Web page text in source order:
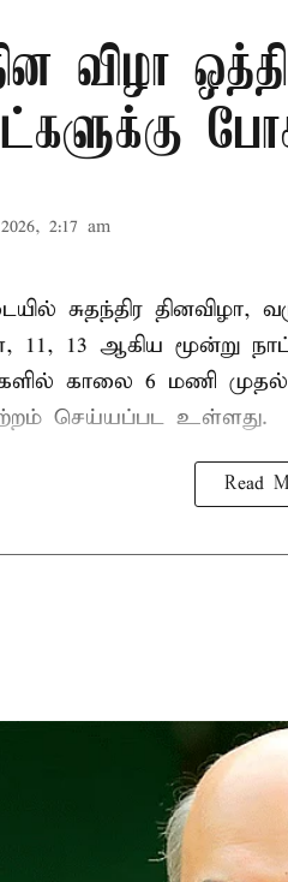
தின விழா
2:17 am
சுதந்திர தினவிழா,
11, 13 ஆகிய மூன்று
காலை 6 மணி முதல்
செய்யப்பட உள்ளது.
Read